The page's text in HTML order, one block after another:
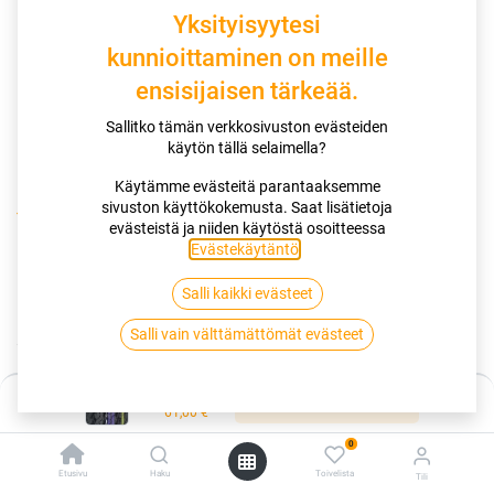
61,00€
Etusivu Haku
0
Toivelista Tili
Kauppa
155/80R12C 88/86Q NANKANG CW-25 CARGO GRIP
155/80R12C 88/86Q NANKANG CW-
25 CARGO GRIP
61,00€/ kpl
Saatavilla
Yksityisyytesi
kunnioittaminen on meille
ensisijaisen tärkeää.
Sallitko tämän verkkosivuston evästeiden
käytön tällä selaimella?
Käytämme evästeitä parantaaksemme
sivuston käyttökokemusta. Saat lisätietoja
evästeistä ja niiden käytöstä osoitteessa
Evästekäytäntö
Salli kaikki evästeet
Salli vain välttämättömät evästeet